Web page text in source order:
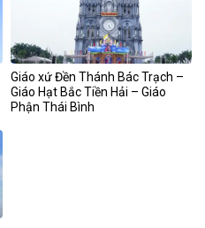
Giáo xứ Đền Thánh Bác Trạch –
Giáo Hạt Bắc Tiền Hải – Giáo
Phận Thái Bình